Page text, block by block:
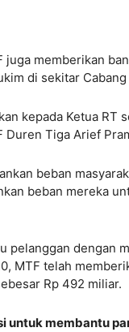
juga memberikan
di sekitar
kepada Ketua RT
Duren Tiga Arief
beban
beban mereka
pelanggan dengan
MTF telah
Rp 492 miliar.
membantu